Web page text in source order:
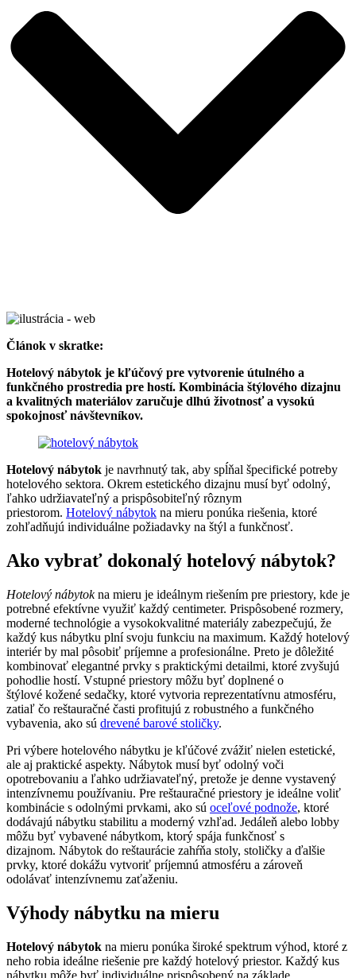
Článok v skratke:
Hotelový nábytok je kľúčový pre vytvorenie útulného a
funkčného prostredia pre hostí. Kombinácia štýlového dizajnu
a kvalitných materiálov zaručuje dlhú životnosť a vysokú
spokojnosť návštevníkov.
Hotelový nábytok je navrhnutý tak, aby spĺňal špecifické potreby
hotelového sektora. Okrem estetického dizajnu musí byť odolný,
ľahko udržiavateľný a prispôsobiteľný rôznym
priestorom. Hotelový nábytok na mieru ponúka riešenia, ktoré
zohľadňujú individuálne požiadavky na štýl a funkčnosť.
Ako vybrať dokonalý hotelový nábytok?
Hotelový nábytokna mieru je ideálnym riešením pre priestory, kde je
potrebné efektívne využiť každý centimeter. Prispôsobené rozmery,
moderné technológie a vysokokvalitné materiály zabezpečujú, že
každý kus nábytku plní svoju funkciu na maximum. Každý hotelový
interiér by mal pôsobiť príjemne a profesionálne. Preto je dôležité
kombinovať elegantné prvky s praktickými detailmi, ktoré zvyšujú
pohodlie hostí. Vstupné priestory môžu byť doplnené o
štýlové kožené sedačky, ktoré vytvoria reprezentatívnu atmosféru,
zatiaľ čo reštauračné časti profitujú z robustného a funkčného
vybavenia, ako sú drevené barové stoličky.
Pri výbere hotelového nábytku je kľúčové zvážiť nielen estetické,
ale aj praktické aspekty. Nábytok musí byť odolný voči
opotrebovaniu a ľahko udržiavateľný, pretože je denne vystavený
intenzívnemu používaniu. Pre reštauračné priestory je ideálne voliť
kombinácie s odolnými prvkami, ako sú oceľové podnože, ktoré
dodávajú nábytku stabilitu a moderný vzhľad. Jedáleň alebo lobby
môžu byť vybavené nábytkom, ktorý spája funkčnosť s
dizajnom. Nábytok do reštaurácie zahŕňa stoly, stoličky a ďalšie
prvky, ktoré dokážu vytvoriť príjemnú atmosféru a zároveň
odolávať intenzívnemu zaťaženiu.
Výhody nábytku na mieru
Hotelový nábytok na mieru ponúka široké spektrum výhod, ktoré z
neho robia ideálne riešenie pre každý hotelový priestor. Každý kus
nábytku môže byť individuálne prispôsobený na základe